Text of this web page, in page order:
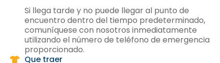
Si llega tarde y no puede llegar al punto de
encuentro dentro del tiempo predeterminado,
comuníquese con nosotros inmediatamente
utilizando el número de teléfono de emergencia
proporcionado.
Que traer